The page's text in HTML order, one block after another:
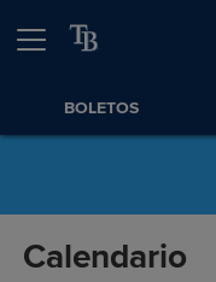
BOLETOS
Calendario